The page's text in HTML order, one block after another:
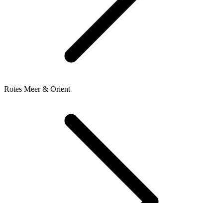
Rotes Meer & Orient